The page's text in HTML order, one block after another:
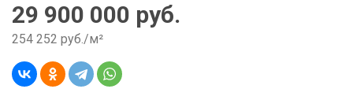
29 900 000 руб.
254 252 руб./м²